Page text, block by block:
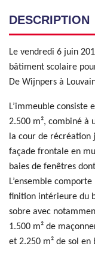
DESCRIPTION
Le vendredi 6 juin
bâtiment scolaire
De Wijnpers à
L’immeuble consiste
2.500 m², combiné à
la cour de récréation
façade frontale en
baies de fenêtres
L’ensemble
finition intérieure du
sobre avec
1.500 m² de
et 2.250 m² de sol en